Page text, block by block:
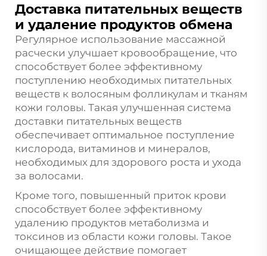
Доставка питательных веществ
и удаление продуктов обмена
Регулярное использование массажной
расчески улучшает кровообращение, что
способствует более эффективному
поступлению необходимых питательных
веществ к волосяным фолликулам и тканям
кожи головы. Такая улучшенная система
доставки питательных веществ
обеспечивает оптимальное поступление
кислорода, витаминов и минералов,
необходимых для здорового роста и ухода
за волосами.
Кроме того, повышенный приток крови
способствует более эффективному
удалению продуктов метаболизма и
токсинов из области кожи головы. Такое
очищающее действие помогает